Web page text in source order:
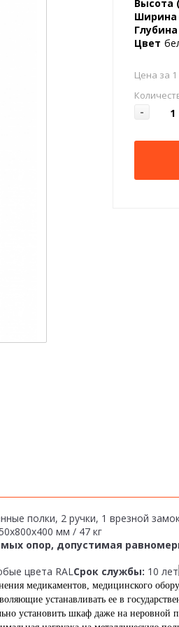
Высота
Цвет
Цена за 1
-
полки, 2 ручки, 1 врезной
мм / 47 кг
опор, допустимая
цвета RALCрок службы: 10 лет
медикаментов, медицинского
устанавливать ее в
установить шкаф даже на